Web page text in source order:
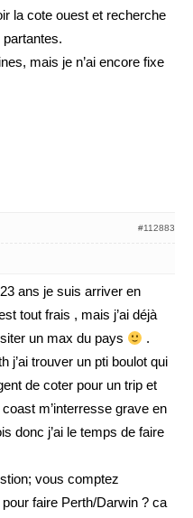
la cote ouest et recherche
mais je n’ai encore fixe
#112883
23 ans je suis arriver en
tout frais , mais j’ai déjà
un max du pays
.
j’ai trouver un pti boulot qui
de coter pour un trip et
m’interresse grave en
donc j’ai le temps de faire
vous comptez
faire Perth/Darwin ? ca